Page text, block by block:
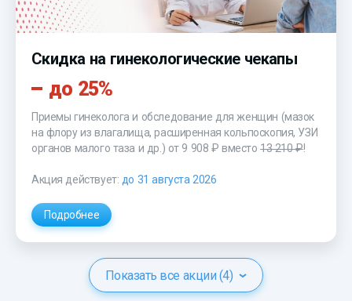
Скидка на гинекологические чекапы
до 25%
Приемы гинеколога и обследование для женщин (мазок
на флору из влагалища, расширенная кольпоскопия, УЗИ
органов малого таза и др.) от 9 908 ₽ вместо13 210 ₽!
Акция действует: до 31 августа 2026
Подробнее
Показать все акции (4)